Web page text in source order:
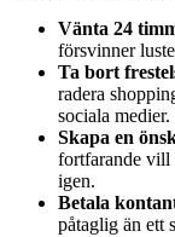
Vänta 24
försvinner
Ta bort
radera
sociala medier.
Skapa en
fortfarande vill
igen.
Betala
påtaglig än ett